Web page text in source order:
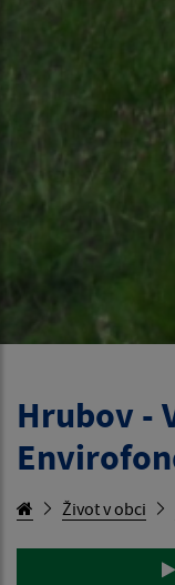
Hrubov -
Život v obci